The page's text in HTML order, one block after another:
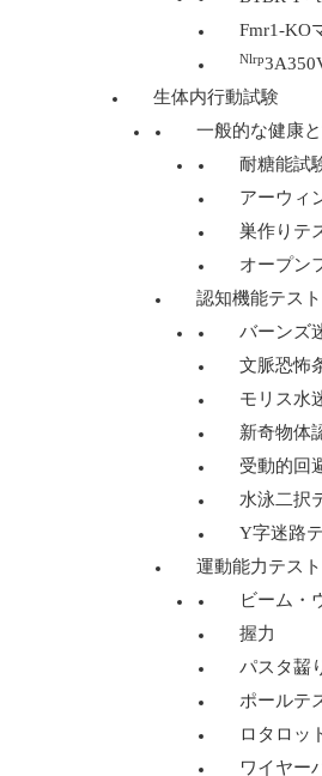
Fmr1-KO
Nlrp
生体内行動試験
一般的な健康
耐糖能試
アーウィ
巣作りテ
オープン
認知機能テスト
バーンズ
文脈恐怖
モリス水
新奇物体
受動的回
水泳二択
Y字迷路
運動能力テスト
ビーム・
握力
パスタ齧
ポールテ
ロタロッ
ワイヤー